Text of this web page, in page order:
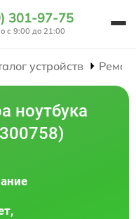
301-97-75
с 9:00 до 21:00
устройств
ноутбука